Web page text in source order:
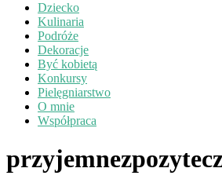
Dziecko
Kulinaria
Podróże
Dekoracje
Być kobietą
Konkursy
Pielęgniarstwo
O mnie
Współpraca